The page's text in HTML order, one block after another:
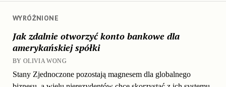
WYRÓŻNIONE
Jak zdalnie otworzyć konto bankowe dla
amerykańskiej spółki
BY OLIVIA WONG
Stany Zjednoczone pozostają magnesem dla globalnego